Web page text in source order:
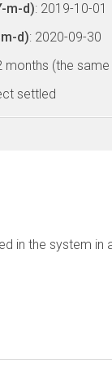
m-d): 2019-10-01
d): 2020-09-30
months (the
settled
in the system in